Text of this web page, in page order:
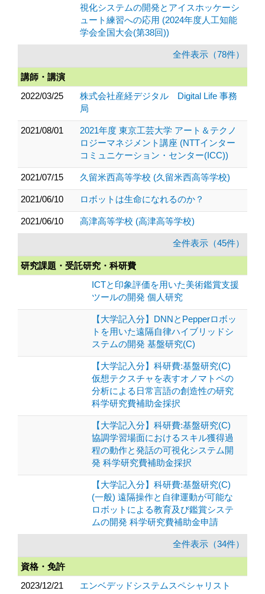
視化システムの開発とアイスホッケーシ
ュート練習への応用 (2024年度人工知能
学会全国大会(第38回))
全件表示（78件）
講師・講演
2022/03/25
株式会社産経デジタル Digital Life 事務
局
2021/08/01
2021年度 東京工芸大学 アート＆テクノ
ロジーマネジメント講座 (NTTインター
コミュニケーション・センター(ICC))
2021/07/15 久留米西高等学校 (久留米西高等学校)
2021/06/10 ロボットは生命になれるのか？
2021/06/10 高津高等学校 (高津高等学校)
全件表示（45件）
研究課題・受託研究・科研費
ICTと印象評価を用いた美術鑑賞支援
ツールの開発 個人研究
【大学記入分】DNNとPepperロボッ
トを用いた遠隔自律ハイブリッドシ
ステムの開発 基盤研究(C)
【大学記入分】科研費:基盤研究(C)
仮想テクスチャを表すオノマトペの
分析による日常言語の創造性の研究
科学研究費補助金採択
【大学記入分】科研費:基盤研究(C)
協調学習場面におけるスキル獲得過
程の動作と発話の可視化システム開
発 科学研究費補助金採択
【大学記入分】科研費:基盤研究(C)
(一般) 遠隔操作と自律運動が可能な
ロボットによる教育及び鑑賞システ
ムの開発 科学研究費補助金申請
全件表示（34件）
資格・免許
2023/12/21
エンベデッドシステムスペシャリスト